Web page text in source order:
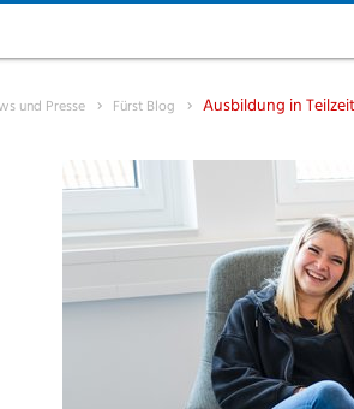
und Presse Fürst Blog Ausbildung in Teilzeit